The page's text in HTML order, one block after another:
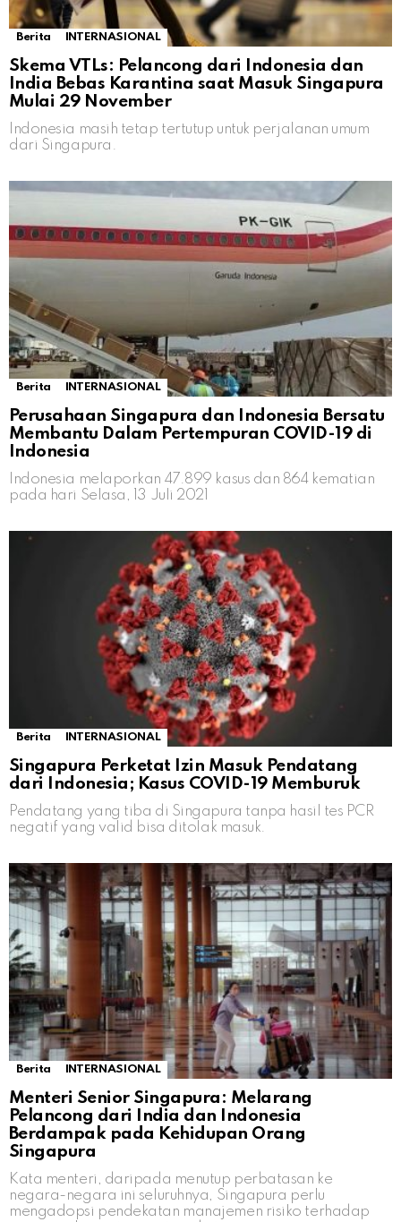
Berita INTERNASIONAL
Skema VTLs: Pelancong dari Indonesia dan
India Bebas Karantina saat Masuk Singapura
Mulai 29 November
Indonesia masih tetap tertutup untuk perjalanan umum
dari Singapura.
Berita INTERNASIONAL
Perusahaan Singapura dan Indonesia Bersatu
Membantu Dalam Pertempuran COVID-19 di
Indonesia
Indonesia melaporkan 47.899 kasus dan 864 kematian
pada hari Selasa, 13 Juli 2021
Berita INTERNASIONAL
Singapura Perketat Izin Masuk Pendatang
dari Indonesia; Kasus COVID-19 Memburuk
Pendatang yang tiba di Singapura tanpa hasil tes PCR
negatif yang valid bisa ditolak masuk.
Berita INTERNASIONAL
Menteri Senior Singapura: Melarang
Pelancong dari India dan Indonesia
Berdampak pada Kehidupan Orang
Singapura
Kata menteri, daripada menutup perbatasan ke
negara-negara ini seluruhnya, Singapura perlu
mengadopsi pendekatan manajemen risiko terhadap